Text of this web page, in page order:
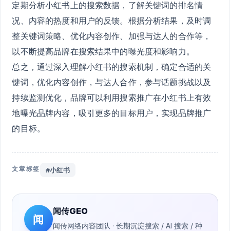
定期分析小红书上的搜索数据，了解关键词的排名情
况、内容的热度和用户的反馈。根据分析结果，及时调
整关键词策略、优化内容创作、加强与达人的合作等，
以不断提高品牌在搜索结果中的曝光度和影响力。
总之，通过深入理解小红书的搜索机制，确定合适的关
键词，优化内容创作，与达人合作，参与话题挑战以及
持续监测优化，品牌可以利用搜索推广在小红书上有效
地曝光品牌内容，吸引更多的目标用户，实现品牌推广
的目标。
文章标签 #小红书
闻
闻传GEO
闻传网络内容团队 · 长期沉淀搜索 / AI 搜索 / 种